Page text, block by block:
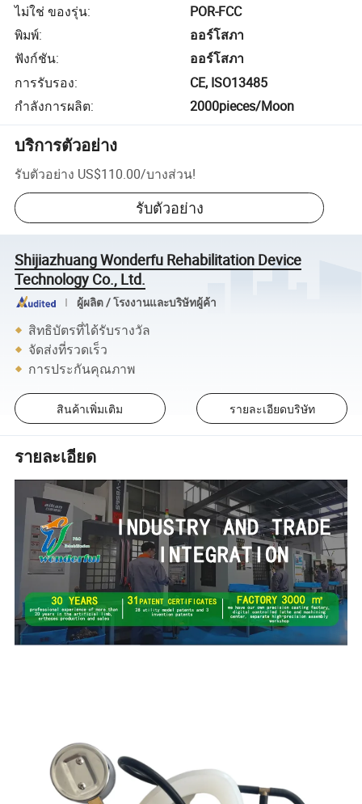
ไม่ใช่ ของรุ่น:
POR-FCC
พิมพ์:
ออร์โสภา
ฟังก์ชัน:
ออร์โสภา
การรับรอง:
CE, ISO13485
กำลังการผลิต: 2000pieces/Moon
บริการตัวอย่าง
รับตัวอย่าง US$110.00/บางส่วน!
รับตัวอย่าง
Shijiazhuang Wonderfu Rehabilitation Device
Technology Co., Ltd.
ผู้ผลิต / โรงงานและบริษัทผู้ค้า
สิทธิบัตรที่ได้รับรางวัล
จัดส่งที่รวดเร็ว
การประกันคุณภาพ
สินค้าเพิ่มเติม รายละเอียดบริษัท
รายละเอียด